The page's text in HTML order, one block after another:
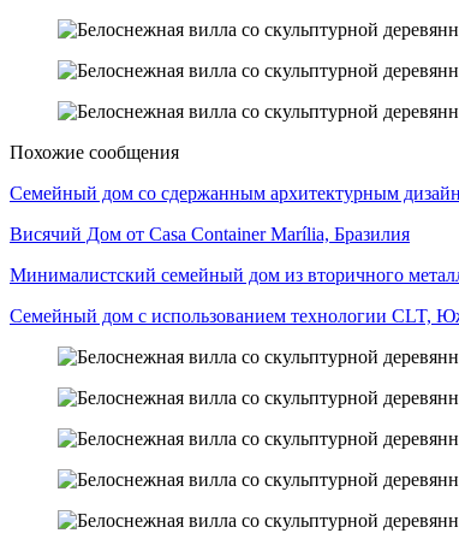
Похожие сообщения
Семейный дом со сдержанным архитектурным
Висячий Дом от Casa Container Marília, Бразилия
Минималистский семейный дом из вторичного
Семейный дом с использованием технологии CLT,